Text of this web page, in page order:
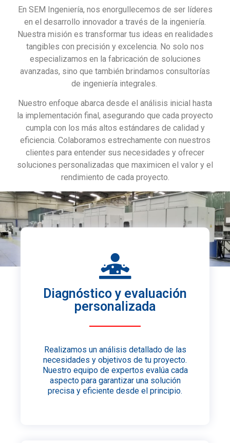
En SEM Ingeniería, nos enorgullecemos de ser líderes
en el desarrollo innovador a través de la ingeniería.
Nuestra misión es transformar tus ideas en realidades
tangibles con precisión y excelencia. No solo nos
especializamos en la fabricación de soluciones
avanzadas, sino que también brindamos consultorías
de ingeniería integrales.
Nuestro enfoque abarca desde el análisis inicial hasta
la implementación final, asegurando que cada proyecto
cumpla con los más altos estándares de calidad y
eficiencia. Colaboramos estrechamente con nuestros
clientes para entender sus necesidades y ofrecer
soluciones personalizadas que maximicen el valor y el
rendimiento de cada proyecto.
Diagnóstico y evaluación
personalizada
Realizamos un análisis detallado de las
necesidades y objetivos de tu proyecto.
Nuestro equipo de expertos evalúa cada
aspecto para garantizar una solución
precisa y eficiente desde el principio.